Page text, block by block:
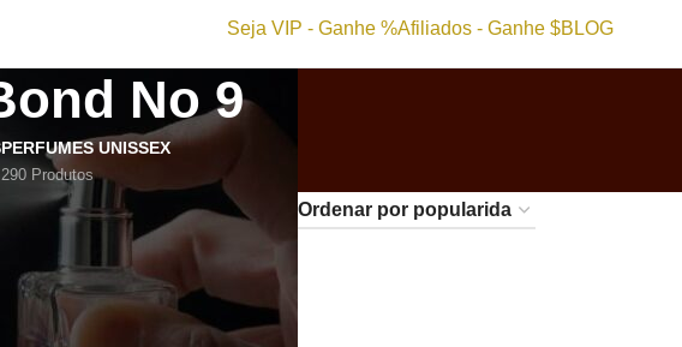
Seja VIP - Ganhe %Afiliados - Ganhe $BLOG
No 9
PERFUMES UNISSEX
290 Produtos
9 12 18 24